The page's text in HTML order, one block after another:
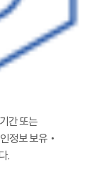
간 또는
정보 보유‧
.